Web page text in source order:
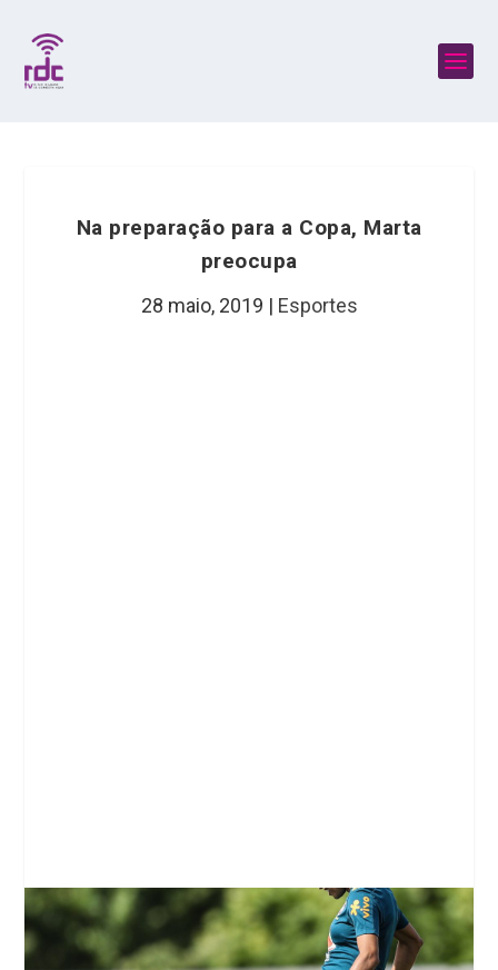
Na preparação para a Copa, Marta
preocupa
28 maio, 2019 | Esportes